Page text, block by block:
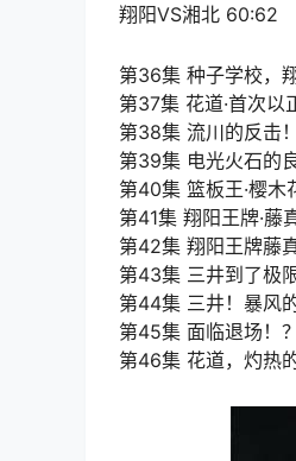
翔阳VS湘北 60:62
第36集 种子学校，
第37集 花道·首次以
第38集 流川的反击！
第39集 电光火石的良
第40集 篮板王·樱木
第41集 翔阳王牌·藤
第42集 翔阳王牌藤
第43集 三井到了极限
第44集 三井！暴风
第45集 面临退场！
第46集 花道，灼热